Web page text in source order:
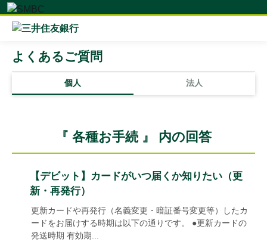
個人 法人
よくあるご質問
『 各種お手続 』 内の回答
【デビット】カードがいつ届くか知りたい（更
新・再発行）
更新カードや再発行（名義変更・暗証番号変更等）したカ
ードをお届けする時期は以下の通りです。 ●更新カードの
発送時期 有効期...